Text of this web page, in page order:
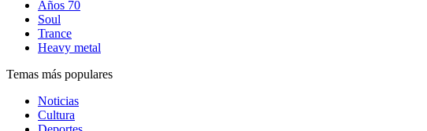
Años 70
Soul
Trance
Heavy metal
Temas más populares
Noticias
Cultura